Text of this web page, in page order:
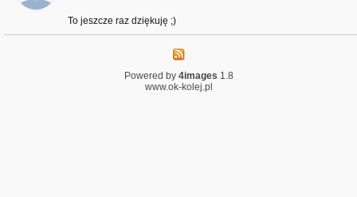
To jeszcze raz dziękuję ;)
Powered by 4images 1.8
www.ok-kolej.pl